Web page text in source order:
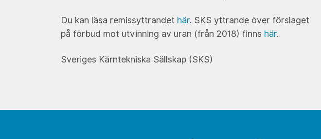
Du kan läsa remissyttrandet här. SKS yttrande över förslaget
på förbud mot utvinning av uran (från 2018) finns här.
Sveriges Kärntekniska Sällskap (SKS)